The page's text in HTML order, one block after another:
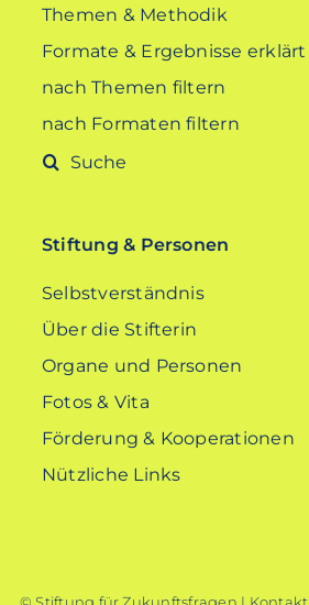
Themen & Methodik
Formate & Ergebnisse erklärt
nach Themen filtern
nach Formaten filtern
Suche
Stiftung & Personen
Selbstverständnis
Über die Stifterin
Organe und Personen
Fotos & Vita
Förderung & Kooperationen
Nützliche Links